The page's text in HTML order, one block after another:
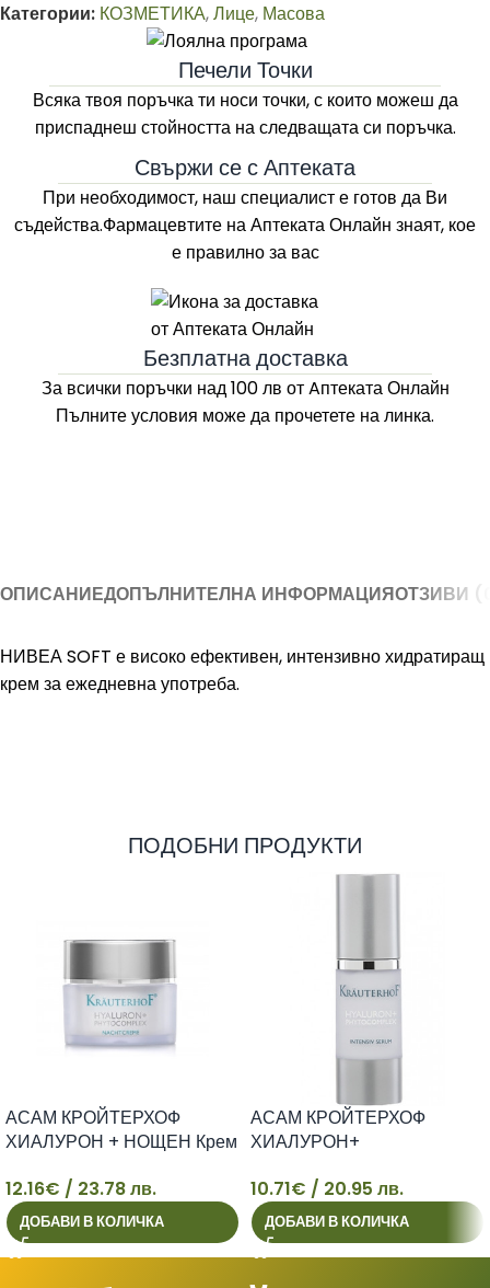
Категории: КОЗМЕТИКА,Лице, Масова
Печели Точки
Всяка твоя поръчка ти носи точки, с които можеш да
приспаднеш стойността на следващата си поръчка.
Свържи се с Аптеката
При необходимост, наш специалист е готов да Ви
съдейства.Фармацевтите наАптеката Онлайн знаят, кое
е правилно за вас
Безплатна доставка
За всички поръчки над 100 лв от Aптеката Онлайн
Пълните условия може да прочетете на линка.
ОПИСАНИЕДОПЪЛНИТЕЛНА ИНФОРМАЦИЯОТЗИВИ
НИВЕА SOFT е високо ефективен, интензивно хидратиращ
крем за ежедневна употреба.
ПОДОБНИ ПРОДУКТИ
12
АСАМ КРОЙТЕРХОФ
ХИАЛУРОН + НОЩЕН Крем
12.16€ / 23.78 лв.
ДОБАВИ В КОЛИЧКА
10
АСАМ КРОЙТЕРХОФ
ХИАЛУРОН+
лице 30мл
10.71€ / 20.95 лв.
ДОБАВИ В КОЛИЧКА